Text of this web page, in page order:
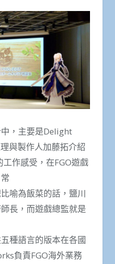
，主要是Delight
與製作人加藤拓介紹
作感受，在FGO遊戲
喻為飯菜的話，鹽川
長，而遊戲總監就是
種語言的版本在各國
負責FGO海外業務